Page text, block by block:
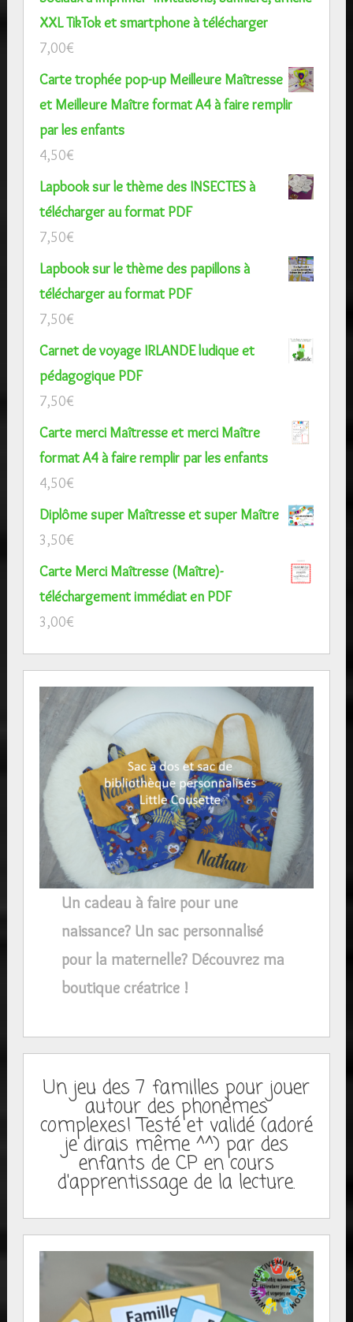
XXL TikTok et smartphone à télécharger
7,00€
Carte trophée pop-up Meilleure Maîtresse
et Meilleure Maître format A4 à faire remplir
par les enfants
4,50€
Lapbook sur le thème des INSECTES à
télécharger au format PDF
7,50€
Lapbook sur le thème des papillons à
télécharger au format PDF
7,50€
Carnet de voyage IRLANDE ludique et
pédagogique PDF
7,50€
Carte merci Maîtresse et merci Maître
format A4 à faire remplir par les enfants
4,50€
Diplôme super Maîtresse et super Maître
3,50€
Carte Merci Maîtresse (Maître)-
téléchargement immédiat en PDF
3,00€
Un cadeau à faire pour une
naissance? Un sac personnalisé
pour la maternelle? Découvrez ma
boutique créatrice !
Un jeu des 7 familles pour jouer
autour des phonèmes
complexes! Testé et validé (adoré
je dirais même ^^) par des
enfants de CP en cours
d'apprentissage de la lecture.